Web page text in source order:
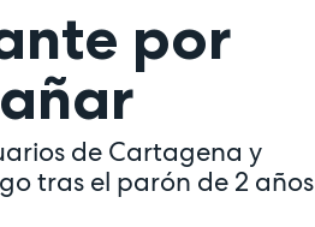
por
de Cartagena y
tras el parón de 2 años